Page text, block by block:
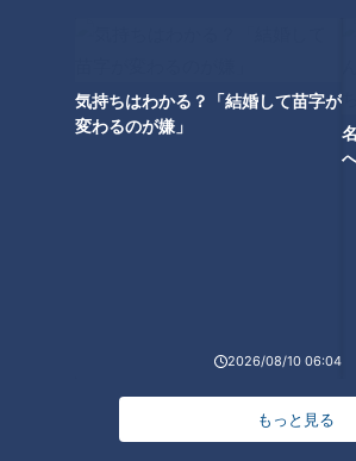
気持ちはわかる？「結婚して苗字が
変わるのが嫌」
2026/08/10 06:04
もっと見る
り！『目線を動かす理由』『外
のスライダー対策』『豪快フル